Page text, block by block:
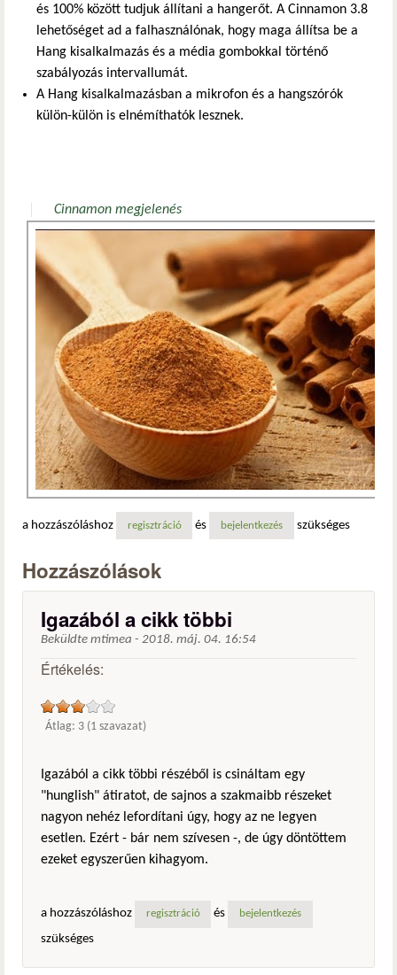
és 100% között tudjuk állítani a hangerőt. A Cinnamon 3.8
lehetőséget ad a falhasználónak, hogy maga állítsa be a
Hang kisalkalmazás és a média gombokkal történő
szabályozás intervallumát.
A Hang kisalkalmazásban a mikrofon és a hangszórók
külön-külön is elnémíthatók lesznek.
Cinnamon megjelenés
a hozzászóláshoz regisztráció és bejelentkezés szükséges
Hozzászólások
Igazából a cikk többi
Beküldte mtimea - 2018. máj. 04. 16:54
Értékelés:
Átlag: 3 (1 szavazat)
Igazából a cikk többi részéből is csináltam egy
"hunglish" átiratot, de sajnos a szakmaibb részeket
nagyon nehéz lefordítani úgy, hogy az ne legyen
esetlen. Ezért - bár nem szívesen -, de úgy döntöttem
ezeket egyszerűen kihagyom.
a hozzászóláshoz regisztráció és bejelentkezés
szükséges